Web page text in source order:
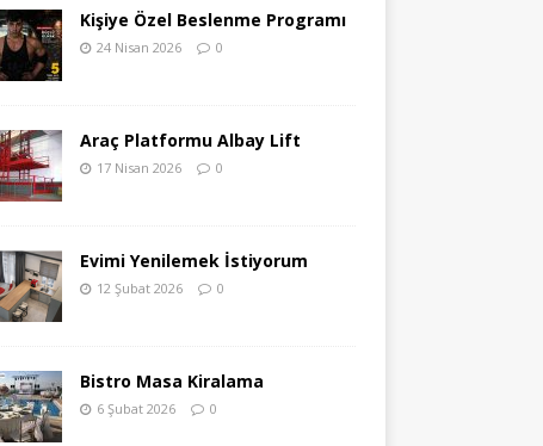
Kişiye Özel Beslenme Programı
24 Nisan 2026 0
Araç Platformu Albay Lift
17 Nisan 2026 0
Evimi Yenilemek İstiyorum
12 Şubat 2026 0
Bistro Masa Kiralama
6 Şubat 2026 0